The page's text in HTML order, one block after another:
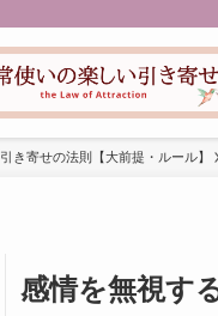
引き寄せの法則【大前提・ルール】
感情を無視す